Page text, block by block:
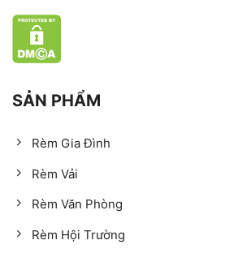
SẢN PHẨM
Rèm Gia Đình
Rèm Vải
Rèm Văn Phòng
Rèm Hội Trường